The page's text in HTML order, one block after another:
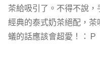
茶給吸引了。不得不說
經典的泰式奶茶絕配，
蟻的話應該會超愛！：Ｐ